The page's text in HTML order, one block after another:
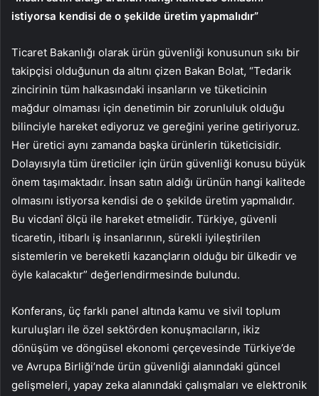
istiyorsa kendisi de o şekilde üretim yapmalıdır”
Ticaret Bakanlığı olarak ürün güvenliği konusunun sıkı bir
takipçisi olduğunun da altını çizen Bakan Bolat, “Tedarik
zincirinin tüm halkasındaki insanların ve tüketicinin
mağdur olmaması için denetimin bir zorunluluk olduğu
bilinciyle hareket ediyoruz ve gereğini yerine getiriyoruz.
Her üretici aynı zamanda başka ürünlerin tüketicisidir.
Dolayısıyla tüm üreticiler için ürün güvenliği konusu büyük
önem taşımaktadır. İnsan satın aldığı ürünün hangi kalitede
olmasını istiyorsa kendisi de o şekilde üretim yapmalıdır.
Bu vicdanî ölçü ile hareket etmelidir. Türkiye, güvenli
ticaretin, itibarlı iş insanlarının, sürekli iyileştirilen
sistemlerin ve bereketli kazançların olduğu bir ülkedir ve
öyle kalacaktır” değerlendirmesinde bulundu.
Konferans, üç farklı panel altında kamu ve sivil toplum
kuruluşları ile özel sektörden konuşmacıların, ikiz
dönüşüm ve döngüsel ekonomi çerçevesinde Türkiye’de
ve Avrupa Birliği’nde ürün güvenliği alanındaki güncel
gelişmeleri, yapay zeka alanındaki çalışmaları ve elektronik